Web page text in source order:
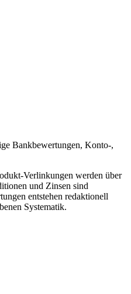
Bankbewertungen, Konto-,
Verlinkungen werden über
und Zinsen sind
entstehen redaktionell
Systematik.